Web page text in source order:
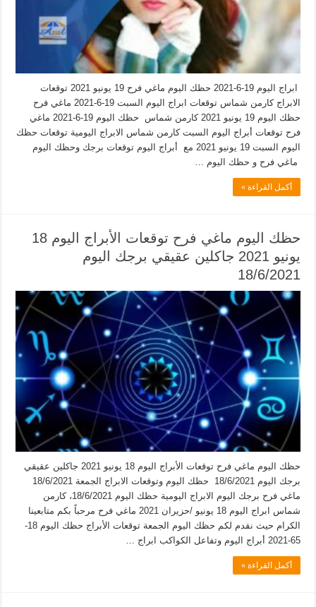
ابراج اليوم 19-6-2021 حظك اليوم ماغي فرح 19 يونيو 2021 توقعات
الابراج كارمن شماس توقعات ابراج اليوم السبت 19-6-2021 ماغي فرح
حظك اليوم 19 يونيو 2021 كارمن شماس حظك اليوم 19-6-2021 ماغي
فرح توقعات أبراج اليوم السبت كارمن شماس الابراج اليومية توقعات حظك
اليوم السبت 19 يونيو 2021 مع أبراج اليوم توقعات برجك وحظك اليوم
ماغي فرح و حظك اليوم …
أكمل القراءة »
حظك اليوم ماغي فرح توقعات الأبراج اليوم 18
يونيو 2021 جاكلين عقيقي برجك اليوم
18/6/2021
حظك اليوم ماغي فرح توقعات الأبراج اليوم 18 يونيو 2021 جاكلين عقيقي
برجك اليوم 18/6/2021 حظك اليوم وتوقعات الابراج الجمعة 18/6/2021
ماغي فرح برجك اليوم الابراج اليومية حظك اليوم 18/6/2021، كارمن
شماس ابراج اليوم 18 يونيو /حزيران 2021 ماغي فرح مرحباً بكم متابعينا
الكرام حيث نقدم لكم حظك اليوم الجمعة توقعات الأبراج حظك اليوم 18-
65-2021 أبراج اليوم وتفاعل الكواكب ابراج …
أكمل القراءة »